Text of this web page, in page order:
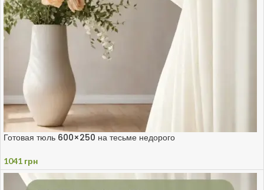
Готовая тюль 600×250 на тесьме недорого
1041 грн